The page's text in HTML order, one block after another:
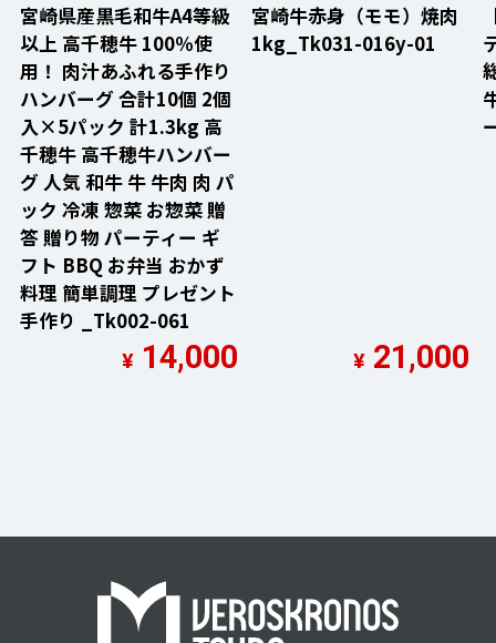
宮崎県産黒毛和牛A4等級
以上 高千穂牛 100％使
用！ 肉汁あふれる手作り
ハンバーグ 合計10個 2個
入×5パック 計1.3kg 高
千穂牛 高千穂牛ハンバー
グ 人気 和牛 牛 牛肉 肉 パ
ック 冷凍 惣菜 お惣菜 贈
答 贈り物 パーティー ギ
フト BBQ お弁当 おかず
料理 簡単調理 プレゼント
手作り _Tk002-061
¥ 14,000
宮崎牛赤身（モモ）焼肉
1kg_Tk031-016y-01
¥ 21,000